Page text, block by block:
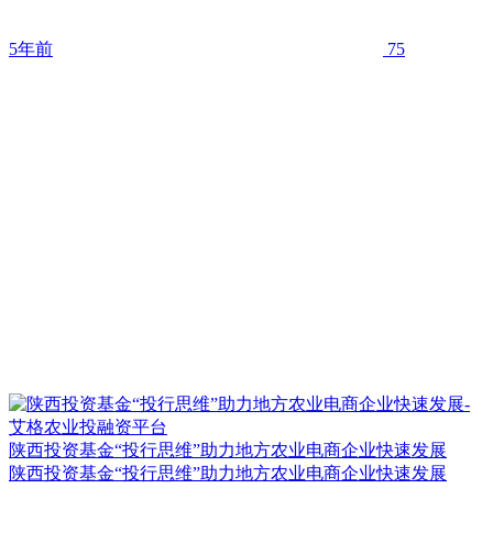
5年前 75
陕西投资基金“投行思维”助力地方农业电商企业快速发展
陕西投资基金“投行思维”助力地方农业电商企业快速发展